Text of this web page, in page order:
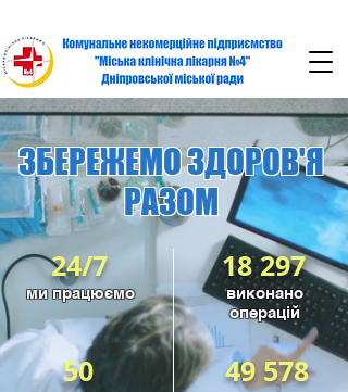
ЗБЕРЕЖЕМО ЗДОРОВ'Я
РАЗОМ
24/7
ми працюємо
18 297
виконано
операцій
50 49 578